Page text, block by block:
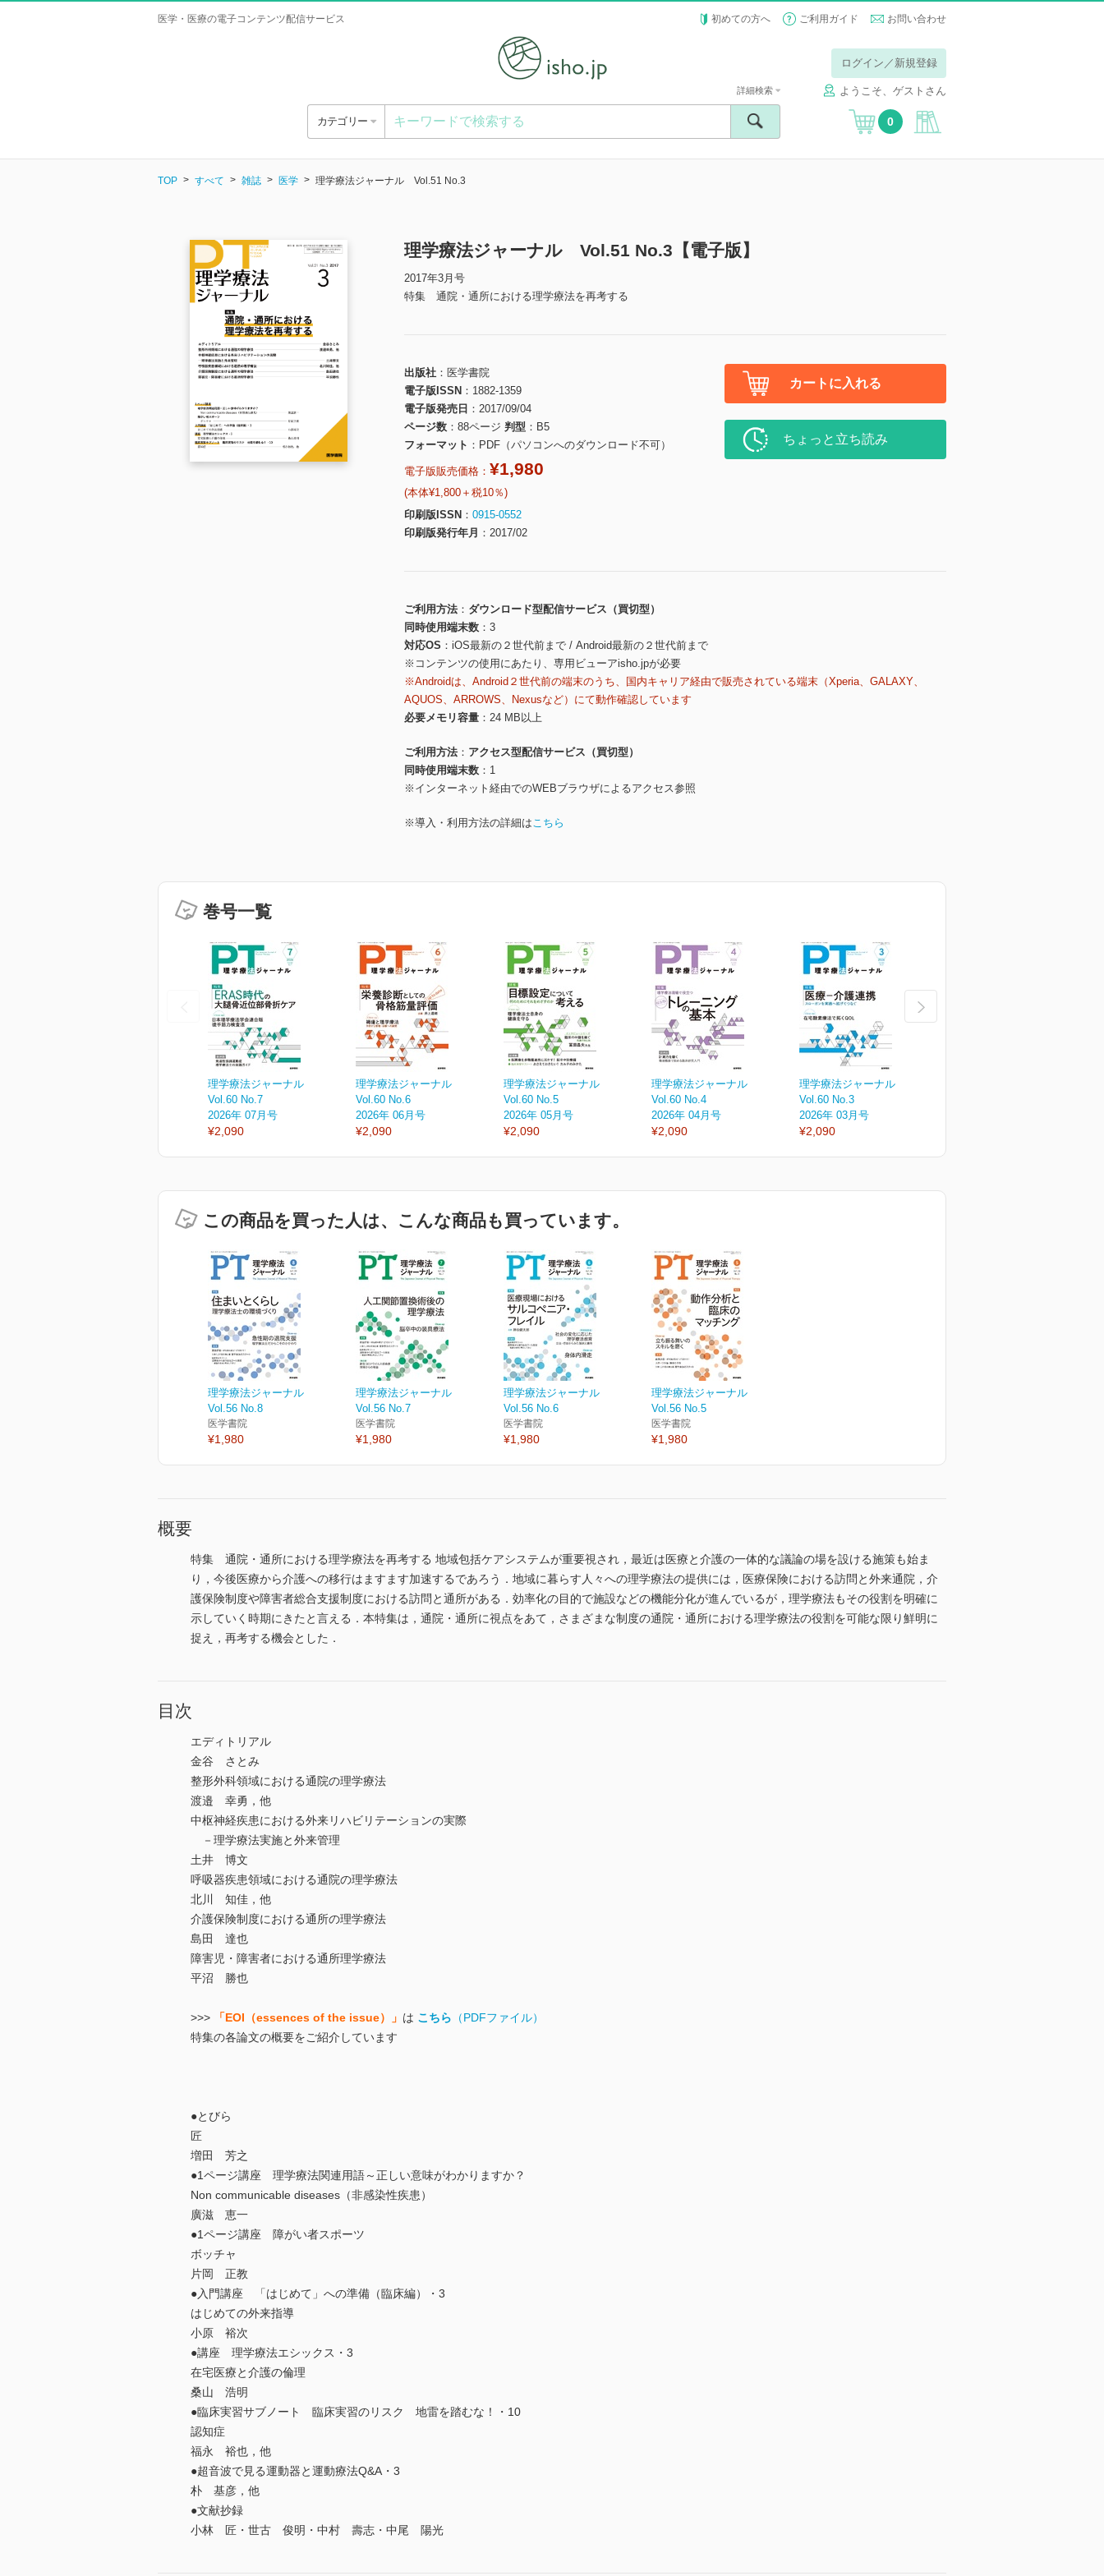
医学・医療の電子コンテンツ配信サービス 初めての方へ ご利用ガイド お問い合わせ
ログイン／新規登録
ようこそ、ゲストさん
カテゴリー
詳細検索
0
TOP すべて 雑誌 医学 理学療法ジャーナル Vol.51 No.3
理学療法ジャーナル Vol.51 No.3【電子版】
2017年3月号
特集 通院・通所における理学療法を再考する
出版社
医学書院
電子版ISSN
1882-1359
電子版発売日
2017/09/04
ページ数
88ページ 判型
B5
フォーマット
PDF（パソコンへのダウンロード不可）
電子版販売価格： ¥1,980
(本体¥1,800＋税10％)
印刷版ISSN
0915-0552
印刷版発行年月
2017/02
カートに入れる
ちょっと立ち読み
ご利用方法
ダウンロード型配信サービス（買切型）
同時使用端末数
3
対応OS
iOS最新の２世代前まで / Android最新の２世代前まで
※コンテンツの使用にあたり、専用ビューアisho.jpが必要
※Androidは、Android２世代前の端末のうち、国内キャリア経由で販売されている端末（Xperia、GALAXY、
AQUOS、ARROWS、Nexusなど）にて動作確認しています
必要メモリ容量
24 MB以上
ご利用方法
アクセス型配信サービス（買切型）
同時使用端末数
1
※インターネット経由でのWEBブラウザによるアクセス参照
※導入・利用方法の詳細はこちら
巻号一覧
理学療法ジャーナル
Vol.60 No.7
2026年 07月号
¥2,090
理学療法ジャーナル
Vol.60 No.6
2026年 06月号
¥2,090
理学療法ジャーナル
Vol.60 No.5
2026年 05月号
¥2,090
理学療法ジャーナル
Vol.60 No.4
2026年 04月号
¥2,090
理学療法ジャーナル
Vol.60 No.3
2026年 03月号
¥2,090
この商品を買った人は、こんな商品も買っています。
理学療法ジャーナル
Vol.56 No.8
医学書院
¥1,980
理学療法ジャーナル
Vol.56 No.7
医学書院
¥1,980
理学療法ジャーナル
Vol.56 No.6
医学書院
¥1,980
理学療法ジャーナル
Vol.56 No.5
医学書院
¥1,980
概要
特集 通院・通所における理学療法を再考する 地域包括ケアシステムが重要視され，最近は医療と介護の一体的な議論の場を設ける施策も始ま
り，今後医療から介護への移行はますます加速するであろう．地域に暮らす人々への理学療法の提供には，医療保険における訪問と外来通院，介
護保険制度や障害者総合支援制度における訪問と通所がある．効率化の目的で施設などの機能分化が進んでいるが，理学療法もその役割を明確に
示していく時期にきたと言える．本特集は，通院・通所に視点をあて，さまざまな制度の通院・通所における理学療法の役割を可能な限り鮮明に
捉え，再考する機会とした．
目次
エディトリアル
金谷 さとみ
整形外科領域における通院の理学療法
渡邉 幸勇，他
中枢神経疾患における外来リハビリテーションの実際
－理学療法実施と外来管理
土井 博文
呼吸器疾患領域における通院の理学療法
北川 知佳，他
介護保険制度における通所の理学療法
島田 達也
障害児・障害者における通所理学療法
平沼 勝也
>>> 「EOI（essences of the issue）」 は こちら （PDFファイル）
特集の各論文の概要をご紹介しています
●とびら
匠
増田 芳之
●1ページ講座 理学療法関連用語～正しい意味がわかりますか？
Non communicable diseases（非感染性疾患）
廣滋 恵一
●1ページ講座 障がい者スポーツ
ボッチャ
片岡 正教
●入門講座 「はじめて」への準備（臨床編）・3
はじめての外来指導
小原 裕次
●講座 理学療法エシックス・3
在宅医療と介護の倫理
桑山 浩明
●臨床実習サブノート 臨床実習のリスク 地雷を踏むな！・10
認知症
福永 裕也，他
●超音波で見る運動器と運動療法Q&A・3
朴 基彦，他
●文献抄録
小林 匠・世古 俊明・中村 壽志・中尾 陽光